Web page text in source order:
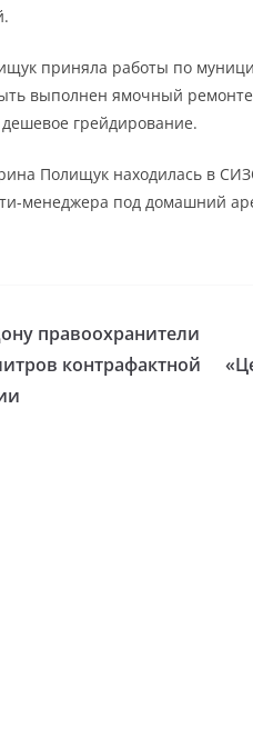
приняла работы по
выполнен ямочный
грейдирование.
Полищук находилась в
менеджера под домашний
правоохранители
контрафактной